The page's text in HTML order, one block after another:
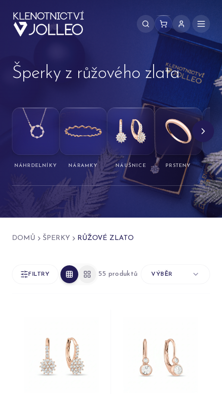
Šperky z růžového zlata
NÁHRDELNÍKY NÁRAMKY NÁUŠNICE PRSTENY
DOMŮ ŠPERKY RŮŽOVÉ ZLATO
FILTRY 55 produktů VÝBĚR